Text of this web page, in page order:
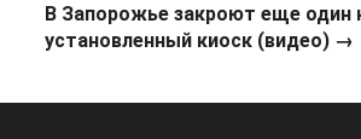
В Запорожье закроют еще один
установленный киоск (видео) →